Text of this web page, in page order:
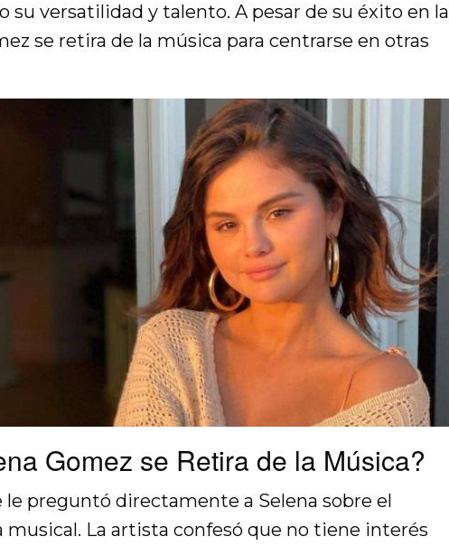
su versatilidad y talento. A pesar de su éxito en la
se retira de la música para centrarse en otras
Gomez se Retira de la Música?
le preguntó directamente a Selena sobre el
musical. La artista confesó que no tiene interés